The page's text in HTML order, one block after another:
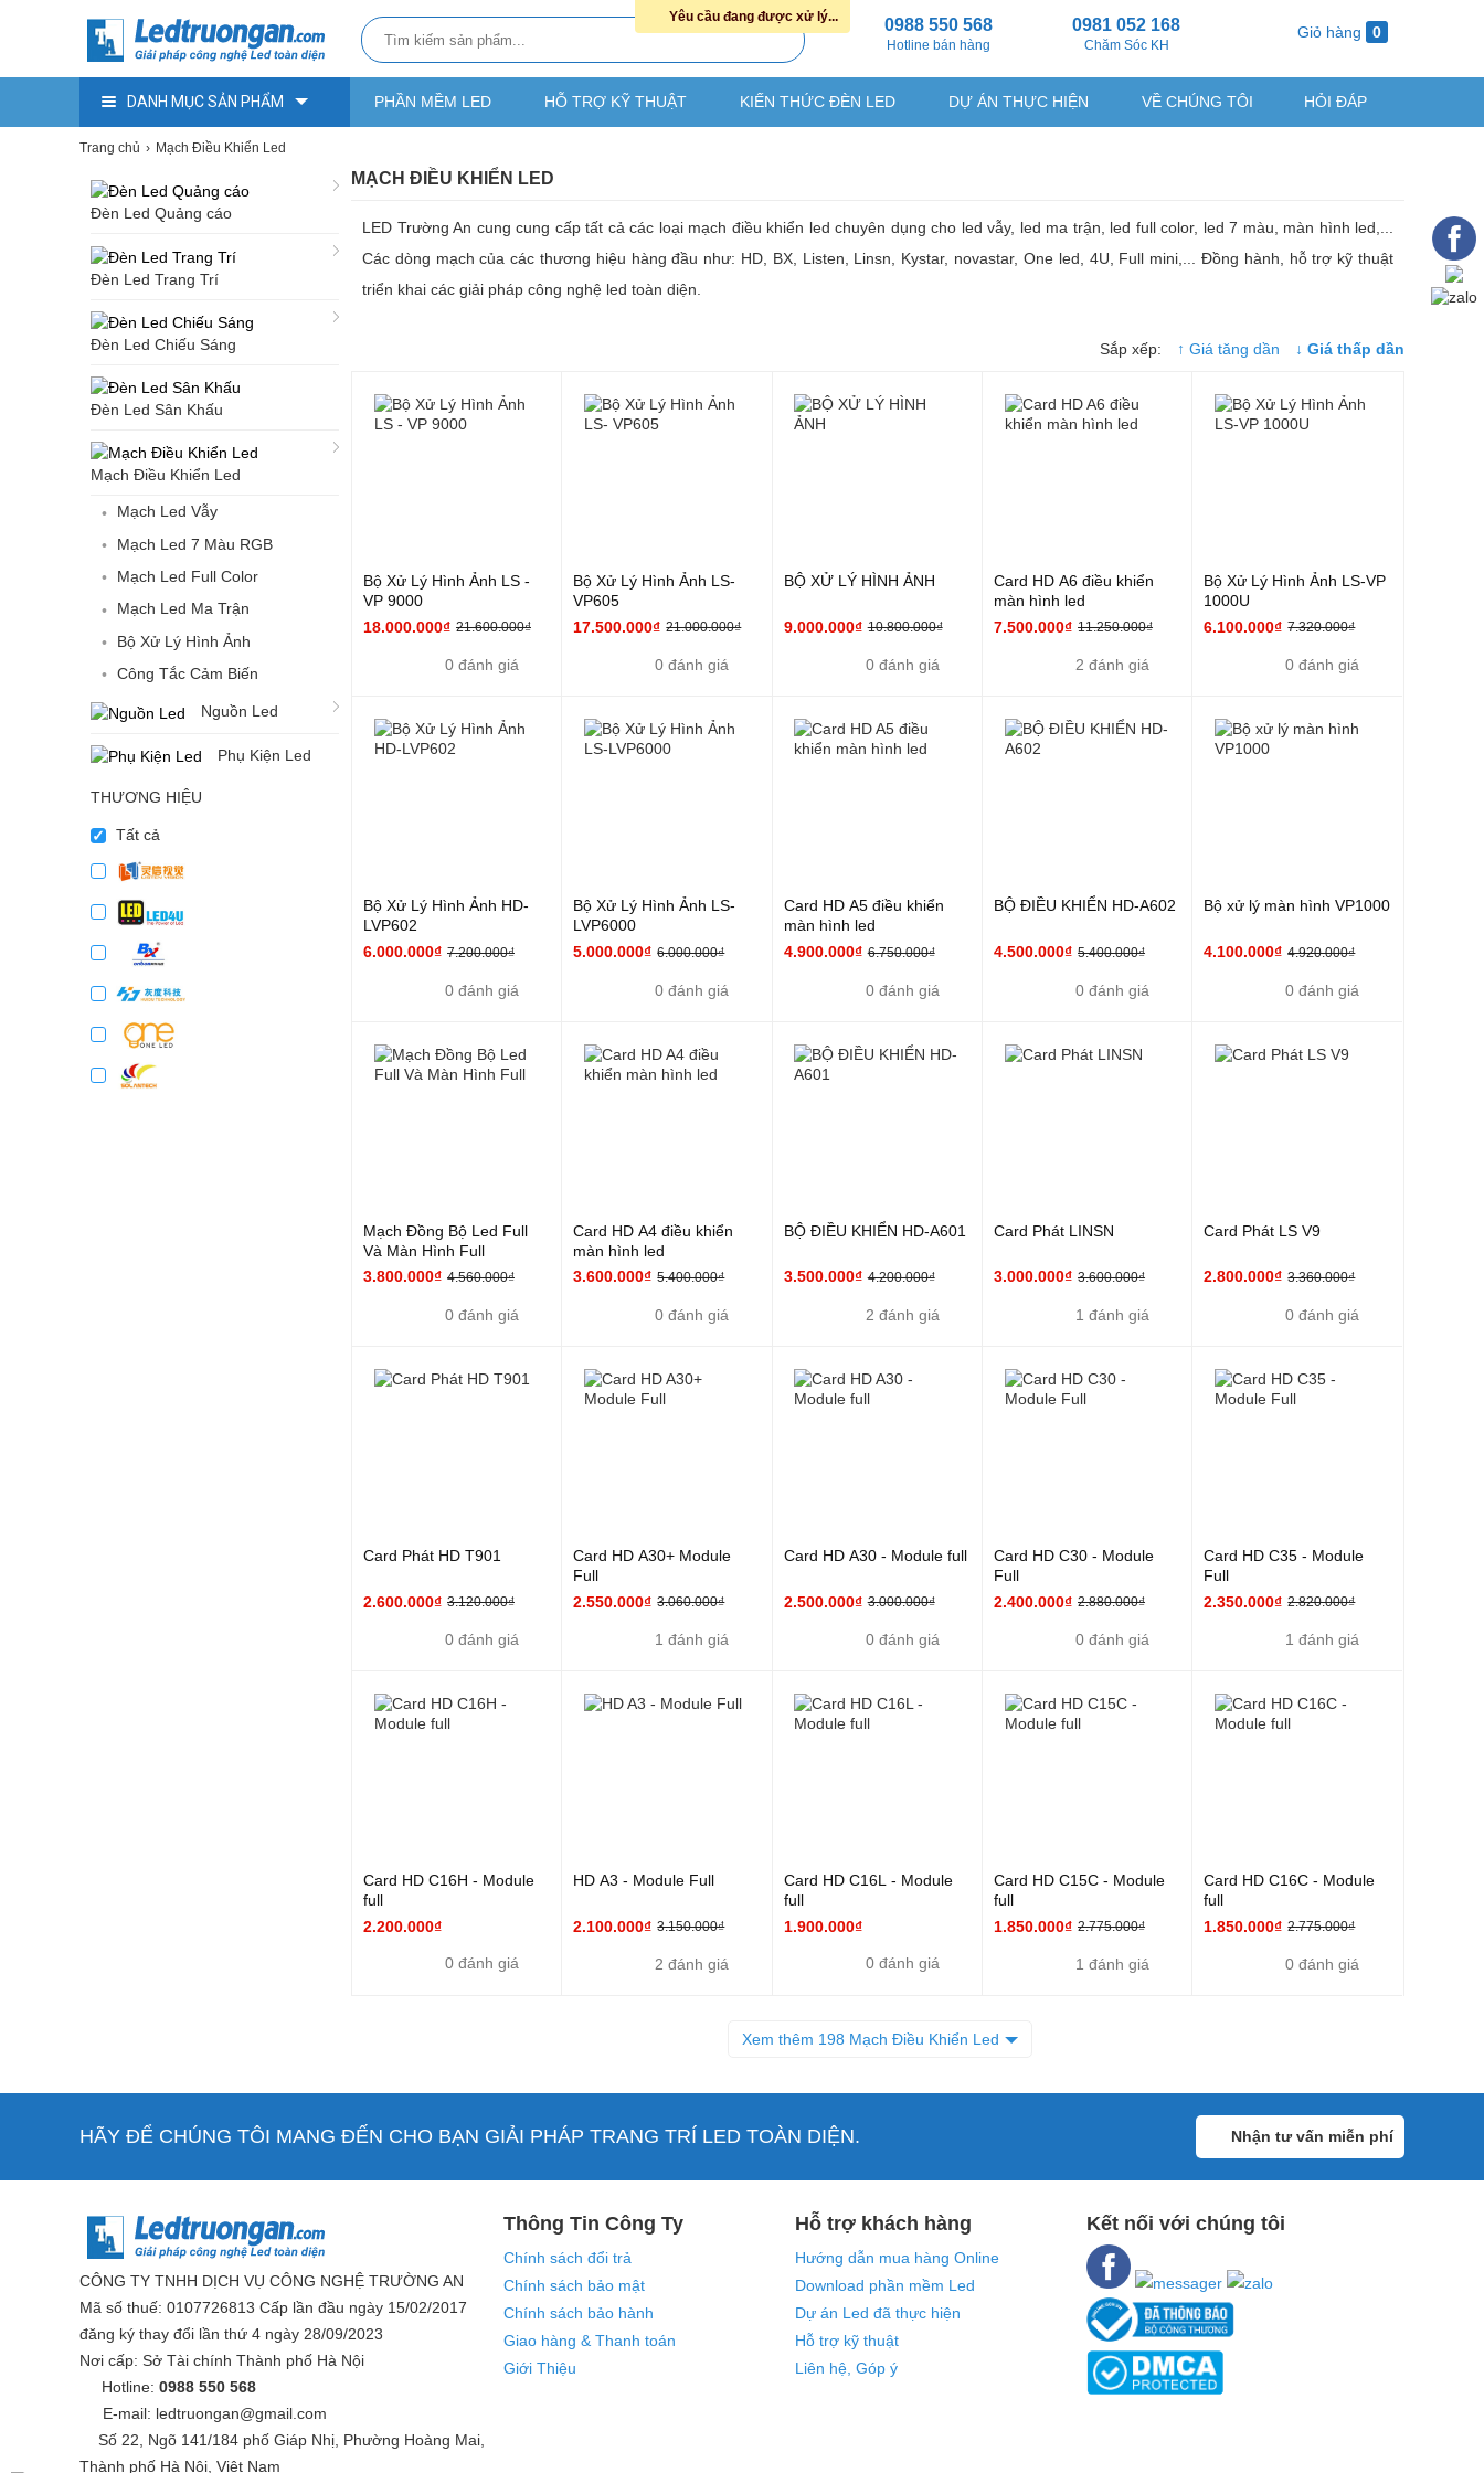
0988 550 568
Hotline bán hàng
0981 052 168
Chăm Sóc KH
Giỏ hàng 0
DANH MỤC SẢN PHẨM PHẦN MỀM LED HỖ TRỢ KỸ THUẬT KIẾN THỨC ĐÈN LED DỰ ÁN THỰC HIỆN VỀ CHÚNG TÔI HỎI ĐÁP
Trang chủ Mạch Điều Khiển Led
Đèn Led Quảng cáo
Đèn Led Trang Trí
Đèn Led Chiếu Sáng
Đèn Led Sân Khấu
Mạch Điều Khiển Led
Mạch Led Vẫy
Mạch Led 7 Màu RGB
Mạch Led Full Color
Mạch Led Ma Trận
Bộ Xử Lý Hình Ảnh
Công Tắc Cảm Biến
Nguồn Led
Phụ Kiện Led
THƯƠNG HIỆU
Tất cả
MẠCH ĐIỀU KHIỂN LED
LED Trường An cung cung cấp tất cả các loại mạch điều khiển led chuyên dụng cho led vẫy, led ma trận, led full color, led 7 màu, màn hình led,...
Các dòng mạch của các thương hiệu hàng đầu như: HD, BX, Listen, Linsn, Kystar, novastar, One led, 4U, Full mini,... Đồng hành, hỗ trợ kỹ thuật
triển khai các giải pháp công nghệ led toàn diện.
Sắp xếp: ↑ Giá tăng dần ↓ Giá thấp dần
Bộ Xử Lý Hình Ảnh LS -
VP 9000
18.000.000₫ 21.600.000₫
0 đánh giá
Bộ Xử Lý Hình Ảnh LS-
VP605
17.500.000₫ 21.000.000₫
0 đánh giá
BỘ XỬ LÝ HÌNH ẢNH
9.000.000₫ 10.800.000₫
0 đánh giá
Card HD A6 điều khiển
màn hình led
7.500.000₫ 11.250.000₫
2 đánh giá
Bộ Xử Lý Hình Ảnh LS-VP
1000U
6.100.000₫ 7.320.000₫
0 đánh giá
Bộ Xử Lý Hình Ảnh HD-
LVP602
6.000.000₫ 7.200.000₫
0 đánh giá
Bộ Xử Lý Hình Ảnh LS-
LVP6000
5.000.000₫ 6.000.000₫
0 đánh giá
Card HD A5 điều khiển
màn hình led
4.900.000₫ 6.750.000₫
0 đánh giá
BỘ ĐIỀU KHIỂN HD-A602
4.500.000₫ 5.400.000₫
0 đánh giá
Bộ xử lý màn hình VP1000
4.100.000₫ 4.920.000₫
0 đánh giá
Mạch Đồng Bộ Led Full
Và Màn Hình Full
3.800.000₫ 4.560.000₫
0 đánh giá
Card HD A4 điều khiển
màn hình led
3.600.000₫ 5.400.000₫
0 đánh giá
BỘ ĐIỀU KHIỂN HD-A601
3.500.000₫ 4.200.000₫
2 đánh giá
Card Phát LINSN
3.000.000₫ 3.600.000₫
1 đánh giá
Card Phát LS V9
2.800.000₫ 3.360.000₫
0 đánh giá
Card Phát HD T901
2.600.000₫ 3.120.000₫
0 đánh giá
Card HD A30+ Module
Full
2.550.000₫ 3.060.000₫
1 đánh giá
Card HD A30 - Module full
2.500.000₫ 3.000.000₫
0 đánh giá
Card HD C30 - Module
Full
2.400.000₫ 2.880.000₫
0 đánh giá
Card HD C35 - Module
Full
2.350.000₫ 2.820.000₫
1 đánh giá
Card HD C16H - Module
full
2.200.000₫
0 đánh giá
HD A3 - Module Full
2.100.000₫ 3.150.000₫
2 đánh giá
Card HD C16L - Module
full
1.900.000₫
0 đánh giá
Card HD C15C - Module
full
1.850.000₫ 2.775.000₫
1 đánh giá
Card HD C16C - Module
full
1.850.000₫ 2.775.000₫
0 đánh giá
Xem thêm 198 Mạch Điều Khiển Led
HÃY ĐỂ CHÚNG TÔI MANG ĐẾN CHO BẠN GIẢI PHÁP TRANG TRÍ LED TOÀN DIỆN. Nhận tư vấn miễn phí
CÔNG TY TNHH DỊCH VỤ CÔNG NGHỆ TRƯỜNG AN
Mã số thuế: 0107726813 Cấp lần đầu ngày 15/02/2017
đăng ký thay đổi lần thứ 4 ngày 28/09/2023
Nơi cấp: Sở Tài chính Thành phố Hà Nội
Hotline: 0988 550 568
E-mail: ledtruongan@gmail.com
Số 22, Ngõ 141/184 phố Giáp Nhị, Phường Hoàng Mai,
Thành phố Hà Nội, Việt Nam
Thông Tin Công Ty
Chính sách đổi trả
Chính sách bảo mật
Chính sách bảo hành
Giao hàng & Thanh toán
Giới Thiệu
Hỗ trợ khách hàng
Hướng dẫn mua hàng Online
Download phần mềm Led
Dự án Led đã thực hiện
Hỗ trợ kỹ thuật
Liên hệ, Góp ý
Kết nối với chúng tôi
Yêu cầu đang được xử lý...